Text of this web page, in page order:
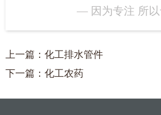
— 因为专注 所
上一篇：化工排水管件
下一篇：化工农药